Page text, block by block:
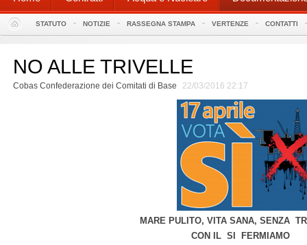
STATUTO NOTIZIE RASSEGNA STAMPA VERTENZE CONTATTI
NO ALLE TRIVELLE
Cobas Confederazione dei Comitati di Base 22/03/2016 22:17
MARE PULITO, VITA SANA, SENZA
CON IL SI FERMIAMO